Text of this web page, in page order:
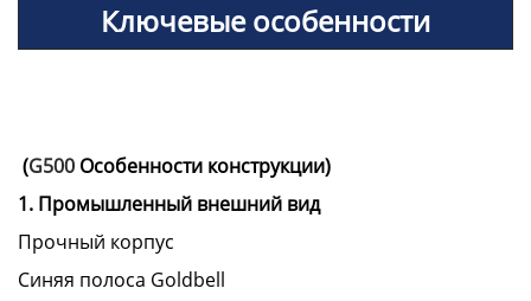
Ключевые особенности
(G500 Особенности конструкции)
1. Промышленный внешний вид
Прочный корпус
Синяя полоса Goldbell